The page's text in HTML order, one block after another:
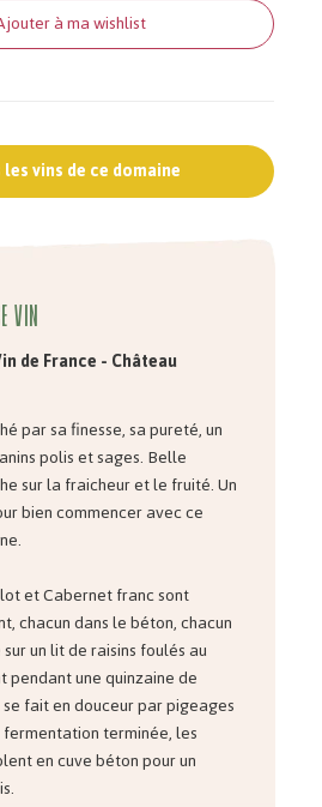
à ma wishlist
vins de ce domaine
vin
de France -Château
par sa finesse, sa pureté, un
polis et sages. Belle
sur la fraicheur et le fruité. Un
bien commencer avec ce
et Cabernet franc sont
chacun dans le béton, chacun
un lit de raisins foulés au
pendant une quinzaine de
fait en douceur par pigeages
terminée, les
en cuve béton pour un